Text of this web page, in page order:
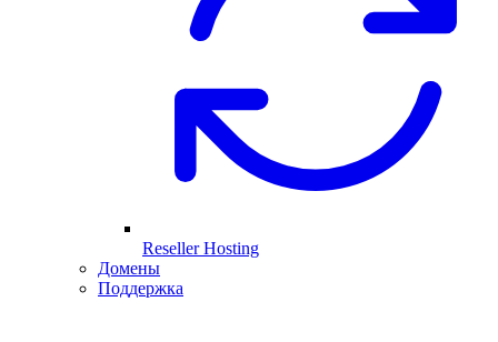
Reseller Hosting
Домены
Поддержка